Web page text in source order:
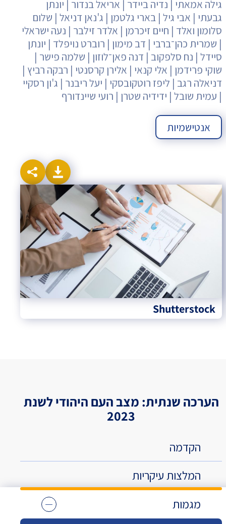
אנטישמיות
גילה אמאתי | נדיה ביידר | אריאל בנדור | יונתן
גבעתי | אבי גיל | בארי גלטמן | ג'נאן דניאל | שלום
סלומון ואלד | חיים זיכרמן | אלדר זילבר | נעה ישראלי
| שמרית כהן־ברבי | דב מימון | רוברט נויפלד | יונתן
סיידל | נח סלפקוב | דנה פאן־לוזון | שלמה פישר |
שוקי פרידמן | אלי קנאי | אלירן קרסנטי | רבקה רביץ |
דניאלה רגב | ליפז רוטקובסקי | יעל ריבנר | ג'ון רסקיי
| עמית שובל | ידידיה שטרן | רועי שיינדורף
Shutterstock
הערכה שנתית: מצב העם היהודי לשנת
2023
הקדמה
המלצות עיקריות
מגמות